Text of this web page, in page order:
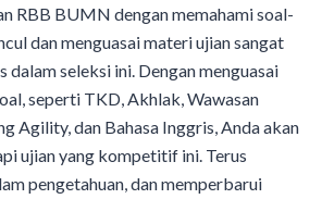
RBB BUMN dengan memahami soal-
dan menguasai materi ujian sangat
dalam seleksi ini. Dengan menguasai
seperti TKD, Akhlak, Wawasan
Agility, dan Bahasa Inggris, Anda akan
ujian yang kompetitif ini. Terus
pengetahuan, dan memperbarui